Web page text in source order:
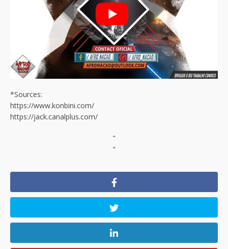
*Sources:
https://www.konbini.com/
https://jack.canalplus.com/
"
"